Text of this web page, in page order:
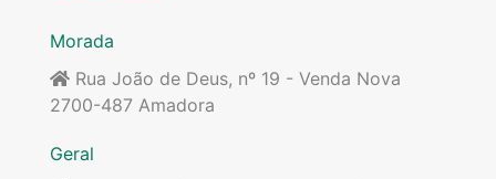
Morada
Rua João de Deus, nº 19 - Venda Nova
2700-487 Amadora
Geral